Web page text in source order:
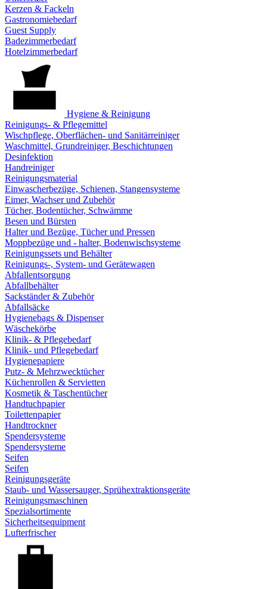
Kerzen & Fackeln
Gastronomiebedarf
Guest Supply
Badezimmerbedarf
Hotelzimmerbedarf
Hygiene & Reinigung
Reinigungs- & Pflegemittel
Wischpflege, Oberflächen- und Sanitärreiniger
Waschmittel, Grundreiniger, Beschichtungen
Desinfektion
Handreiniger
Reinigungsmaterial
Einwascherbezüge, Schienen, Stangensysteme
Eimer, Wachser und Zubehör
Tücher, Bodentücher, Schwämme
Besen und Bürsten
Halter und Bezüge, Tücher und Pressen
Moppbezüge und - halter, Bodenwischsysteme
Reinigungssets und Behälter
Reinigungs-, System- und Gerätewagen
Abfallentsorgung
Abfallbehälter
Sackständer & Zubehör
Abfallsäcke
Hygienebags & Dispenser
Wäschekörbe
Klinik- & Pflegebedarf
Klinik- und Pflegebedarf
Hygienepapiere
Putz- & Mehrzwecktücher
Küchenrollen & Servietten
Kosmetik & Taschentücher
Handtuchpapier
Toilettenpapier
Handtrockner
Spendersysteme
Spendersysteme
Seifen
Seifen
Reinigungsgeräte
Staub- und Wassersauger, Sprühextraktionsgeräte
Reinigungsmaschinen
Spezialsortimente
Sicherheitsequipment
Lufterfrischer